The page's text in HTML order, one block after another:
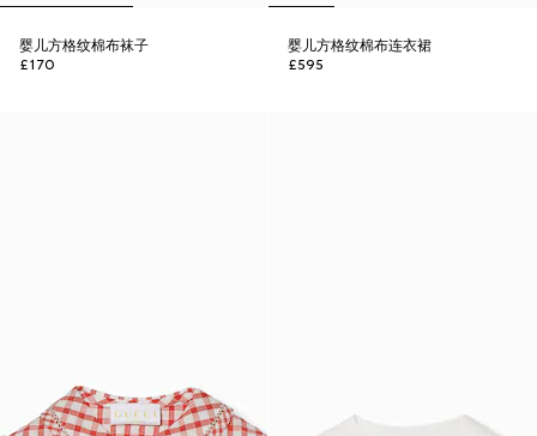
婴儿方格纹棉布袜子
£170
婴儿方格纹棉布连衣裙
£595